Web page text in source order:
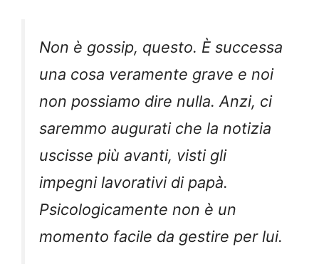
Non è gossip, questo. È successa
una cosa veramente grave e noi
non possiamo dire nulla. Anzi, ci
saremmo augurati che la notizia
uscisse più avanti, visti gli
impegni lavorativi di papà.
Psicologicamente non è un
momento facile da gestire per lui.